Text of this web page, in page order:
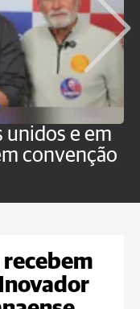
unidos e em
convenção
recebem